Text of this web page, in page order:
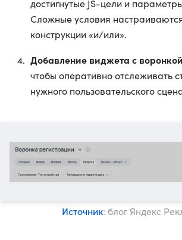
достигнутые JS-цели и
Сложные условия
конструкции «и/или».
Добавление виджета с
чтобы оперативно отслеживать
нужного пользовательского
Источник: блог Яндекс